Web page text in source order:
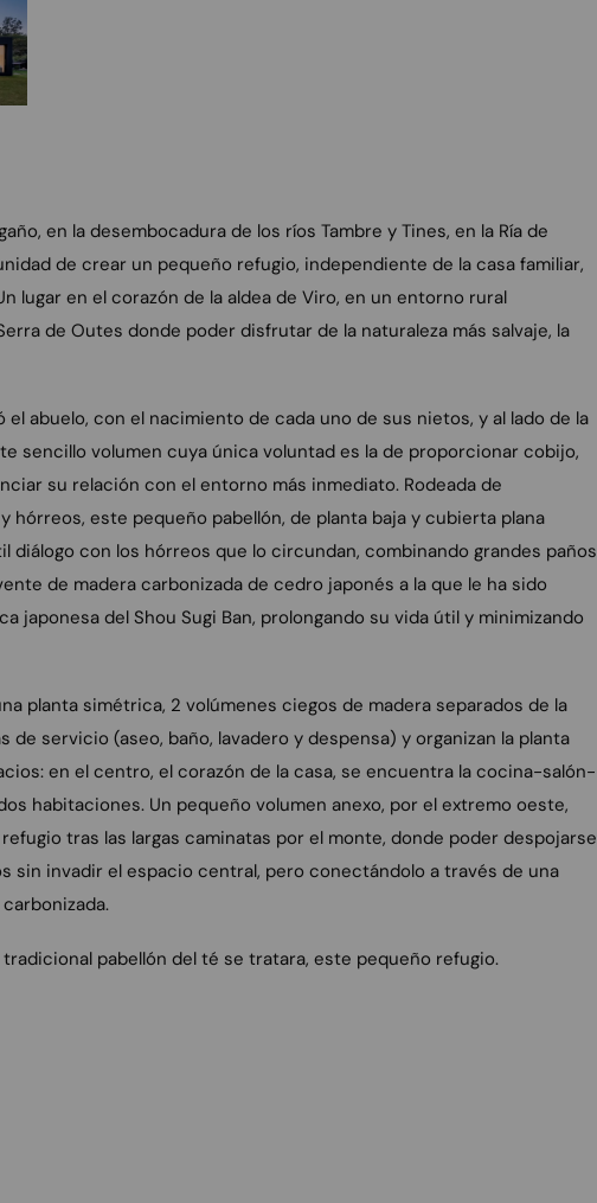
en la desembocadura de los ríos Tambre y Tines, en la Ría de
de crear un pequeño refugio, independiente de la casa familiar,
lugar en el corazón de la aldea de Viro, en un entorno rural
de Outes donde poder disfrutar de la naturaleza más salvaje, la
el abuelo, con el nacimiento de cada uno de sus nietos, y al lado de la
sencillo volumen cuya única voluntad es la de proporcionar cobijo,
su relación con el entorno más inmediato. Rodeada de
hórreos, este pequeño pabellón, de planta baja y cubierta plana
diálogo con los hórreos que lo circundan, combinando grandes paños
de madera carbonizada de cedro japonés a la que le ha sido
japonesa del Shou Sugi Ban, prolongando su vida útil y minimizando
planta simétrica, 2 volúmenes ciegos de madera separados de la
de servicio (aseo, baño, lavadero y despensa) y organizan la planta
en el centro, el corazón de la casa, se encuentra la cocina-salón-
habitaciones. Un pequeño volumen anexo, por el extremo oeste,
tras las largas caminatas por el monte, donde poder despojarse
sin invadir el espacio central, pero conectándolo a través de una
pabellón del té se tratara, este pequeño refugio.